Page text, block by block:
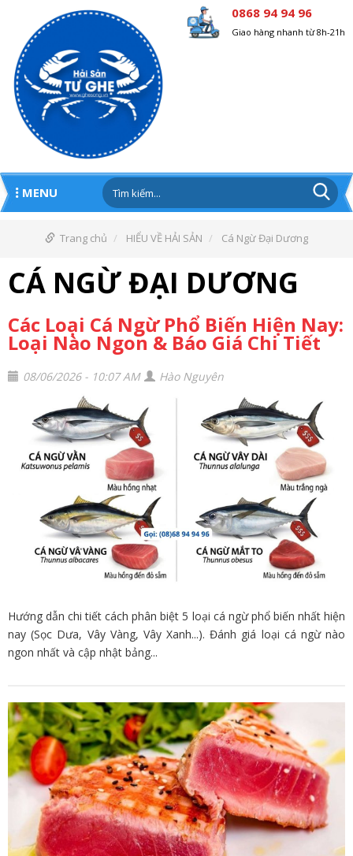
0868 94 94 96
Giao hàng nhanh từ 8h-21h
MENU
Trang chủ HIỂU VỀ HẢI SẢN Cá Ngừ Đại Dương
CÁ NGỪ ĐẠI DƯƠNG
Các Loại Cá Ngừ Phổ Biến Hiện Nay:
Loại Nào Ngon & Báo Giá Chi Tiết
08/06/2026 - 10:07 AM Hào Nguyên
Hướng dẫn chi tiết cách phân biệt 5 loại cá ngừ phổ biến nhất hiện
nay (Sọc Dưa, Vây Vàng, Vây Xanh...). Đánh giá loại cá ngừ nào
ngon nhất và cập nhật bảng...